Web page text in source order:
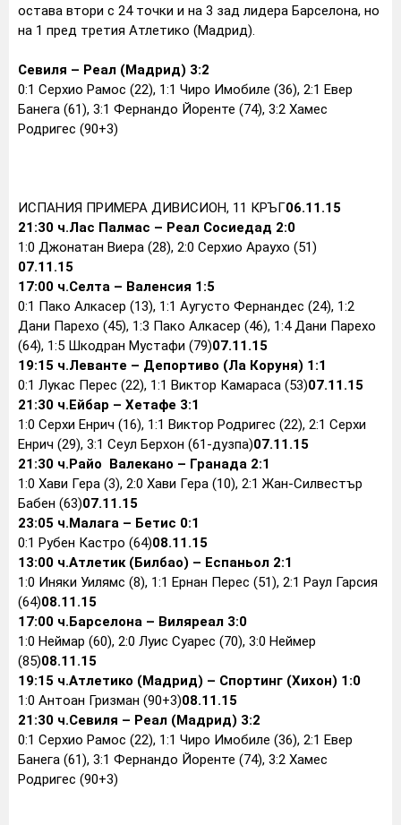
остава втори с 24 точки и на 3 зад лидера Барселона, но
на 1 пред третия Атлетико (Мадрид).
Севиля – Реал (Мадрид) 3:2
0:1 Серхио Рамос (22), 1:1 Чиро Имобиле (36), 2:1 Евер
Банега (61), 3:1 Фернандо Йоренте (74), 3:2 Хамес
Родригес (90+3)
ИСПАНИЯ ПРИМЕРА ДИВИСИОН, 11 КРЪГ06.11.15
21:30 ч.Лас Палмас – Реал Сосиедад 2:0
1:0 Джонатан Виера (28), 2:0 Серхио Араухо (51)
07.11.15
17:00 ч.Селта – Валенсия 1:5
0:1 Пако Алкасер (13), 1:1 Аугусто Фернандес (24), 1:2
Дани Парехо (45), 1:3 Пако Алкасер (46), 1:4 Дани Парехо
(64), 1:5 Шкодран Мустафи (79)07.11.15
19:15 ч.Леванте – Депортиво (Ла Коруня) 1:1
0:1 Лукас Перес (22), 1:1 Виктор Камараса (53)07.11.15
21:30 ч.Ейбар – Хетафе 3:1
1:0 Серхи Енрич (16), 1:1 Виктор Родригес (22), 2:1 Серхи
Енрич (29), 3:1 Сеул Берхон (61-дузпа)07.11.15
21:30 ч.Райо Валекано – Гранада 2:1
1:0 Хави Гера (3), 2:0 Хави Гера (10), 2:1 Жан-Силвестър
Бабен (63)07.11.15
23:05 ч.Малага – Бетис 0:1
0:1 Рубен Кастро (64)08.11.15
13:00 ч.Атлетик (Билбао) – Еспаньол 2:1
1:0 Иняки Уилямс (8), 1:1 Ернан Перес (51), 2:1 Раул Гарсия
(64)08.11.15
17:00 ч.Барселона – Виляреал 3:0
1:0 Неймар (60), 2:0 Луис Суарес (70), 3:0 Неймер
(85)08.11.15
19:15 ч.Атлетико (Мадрид) – Спортинг (Хихон) 1:0
1:0 Антоан Гризман (90+3)08.11.15
21:30 ч.Севиля – Реал (Мадрид) 3:2
0:1 Серхио Рамос (22), 1:1 Чиро Имобиле (36), 2:1 Евер
Банега (61), 3:1 Фернандо Йоренте (74), 3:2 Хамес
Родригес (90+3)